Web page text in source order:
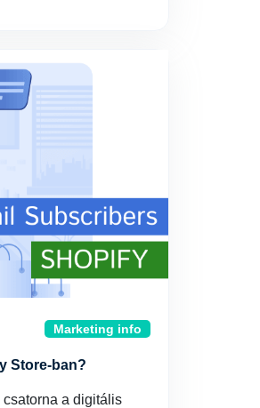
Marketing info
Store-ban?
a digitális